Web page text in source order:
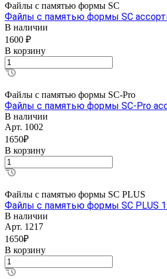
Файлы с памятью формы SC
Файлы с памятью формы SC
В наличии
1600 ₽
В корзину
Файлы с памятью формы SC-Pro
Файлы с памятью формы SC-Pro
В наличии
Арт. 1002
1650₽
В корзину
Файлы с памятью формы SC PLUS
Файлы с памятью формы SC PLUS
В наличии
Арт. 1217
1650₽
В корзину